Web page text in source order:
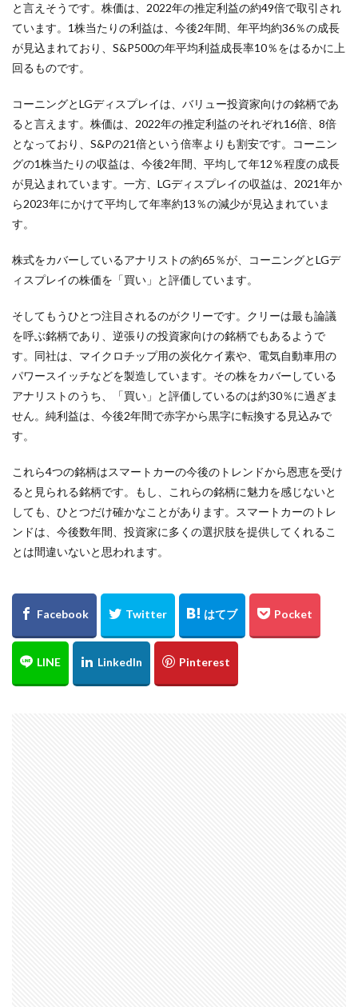
と言えそうです。株価は、2022年の推定利益の約49倍で取引され
ています。1株当たりの利益は、今後2年間、年平均約36％の成長
が見込まれており、S&P500の年平均利益成長率10％をはるかに上
回るものです。
コーニングとLGディスプレイは、バリュー投資家向けの銘柄であ
ると言えます。株価は、2022年の推定利益のそれぞれ16倍、8倍
となっており、S&Pの21倍という倍率よりも割安です。コーニン
グの1株当たりの収益は、今後2年間、平均して年12％程度の成長
が見込まれています。一方、LGディスプレイの収益は、2021年か
ら2023年にかけて平均して年率約13％の減少が見込まれていま
す。
株式をカバーしているアナリストの約65％が、コーニングとLGデ
ィスプレイの株価を「買い」と評価しています。
そしてもうひとつ注目されるのがクリーです。クリーは最も論議
を呼ぶ銘柄であり、逆張りの投資家向けの銘柄でもあるようで
す。同社は、マイクロチップ用の炭化ケイ素や、電気自動車用の
パワースイッチなどを製造しています。その株をカバーしている
アナリストのうち、「買い」と評価しているのは約30％に過ぎま
せん。純利益は、今後2年間で赤字から黒字に転換する見込みで
す。
これら4つの銘柄はスマートカーの今後のトレンドから恩恵を受け
ると見られる銘柄です。もし、これらの銘柄に魅力を感じないと
しても、ひとつだけ確かなことがあります。スマートカーのトレ
ンドは、今後数年間、投資家に多くの選択肢を提供してくれるこ
とは間違いないと思われます。